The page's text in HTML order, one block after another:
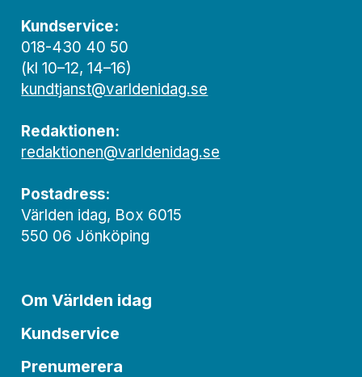
Kundservice:
018-430 40 50
(kl 10–12, 14–16)
kundtjanst@varldenidag.se
Redaktionen:
redaktionen@varldenidag.se
Postadress:
Världen idag, Box 6015
550 06 Jönköping
Om Världen idag
Kundservice
Prenumerera